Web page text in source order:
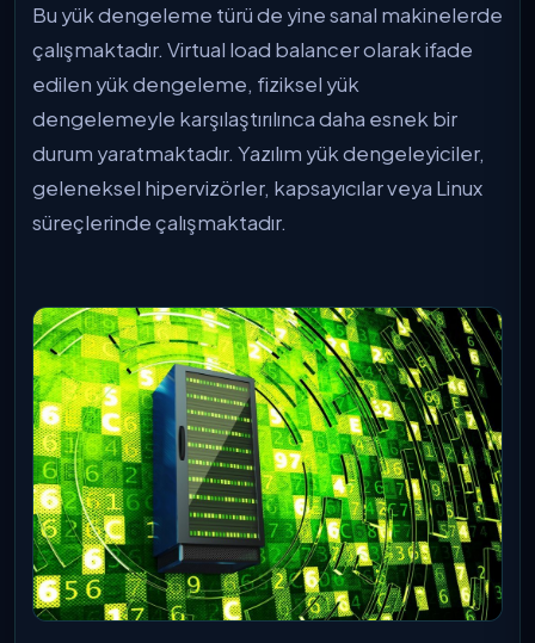
Bu yük dengeleme türü de yine sanal makinelerde
çalışmaktadır. Virtual load balancer olarak ifade
edilen yük dengeleme, fiziksel yük
dengelemeyle karşılaştırılınca daha esnek bir
durum yaratmaktadır. Yazılım yük dengeleyiciler,
geleneksel hipervizörler, kapsayıcılar veya Linux
süreçlerinde çalışmaktadır.